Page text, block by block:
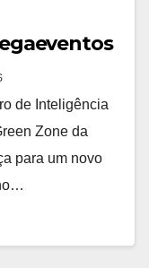
de Inteligência
Zone da
para um novo